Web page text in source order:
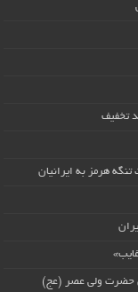
تخفیف
هرمز به ایرانیان
حضرت ولی عصر (عج)